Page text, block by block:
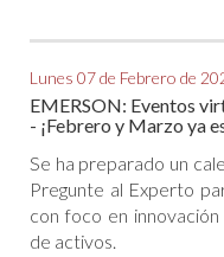
Lunes 07 de Febrero de
EMERSON: Eventos
- ¡Febrero y Marzo ya
Se ha preparado un
Pregunte al Experto
con foco en
de activos.